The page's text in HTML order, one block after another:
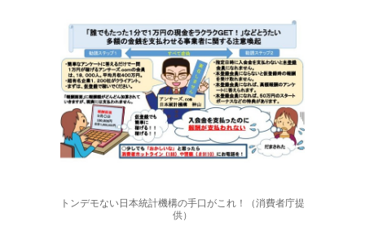
トンデモない日本統計機構の手口がこれ！（消費者庁提
供）